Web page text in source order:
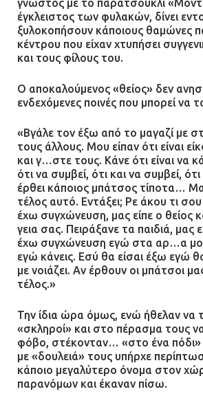
γνωστός με το παρατσούκλι
έγκλειστος των φυλακών, δίνει
ξυλοκοπήσουν κάποιους θαμώνες
κέντρου που είχαν χτυπήσει
και τους φίλους του.
Ο αποκαλούμενος «θείος» δεν
ενδεχόμενες ποινές που μπορεί να
«Βγάλε τον έξω από το μαγαζί με
τους άλλους. Μου είπαν ότι είναι
και γ…στε τους. Κάνε ότι είναι να
ότι να συμβεί, ότι και να συμβεί,
έρθει κάποιος μπάτσος τίποτα…
τέλος αυτό. Εντάξει; Ρε άκου τι
έχω συγχώνευση, μας είπε ο θείος
γεια σας. Πειράξανε τα παιδιά, μας
έχω συγχώνευση εγώ στα αρ…α
εγώ κάνεις. Εσύ θα είσαι έξω εγώ
με νοιάζει. Αν έρθουν οι μπάτσοι
τέλος.»
Την ίδια ώρα όμως, ενώ ήθελαν να
«σκληροί» και στο πέρασμα τους
φόβο, στέκονταν… «στο ένα πόδι»
με «δουλειά» τους υπήρχε
κάποιο μεγαλύτερο όνομα στον
παρανόμων και έκαναν πίσω.